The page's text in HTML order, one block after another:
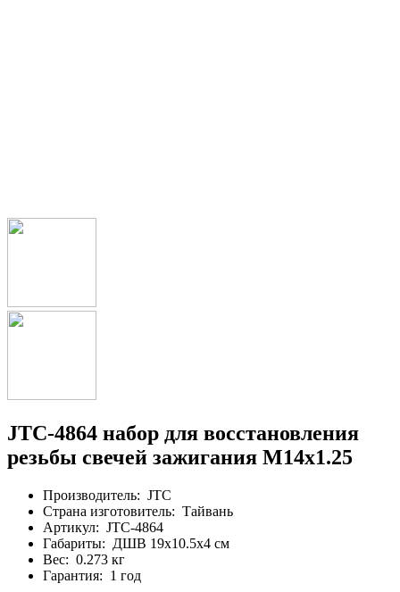
JTC-4864 набор для восстановления
резьбы свечей зажигания М14х1.25
Производитель: JTC
Страна изготовитель: Тайвань
Артикул: JTC-4864
Габариты: ДШВ 19х10.5х4 см
Вес: 0.273 кг
Гарантия: 1 год